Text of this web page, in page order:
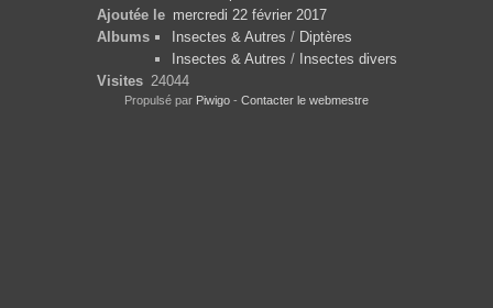
Ajoutée le mercredi 22 février 2017
Albums
Insectes & Autres / Diptères
Insectes & Autres / Insectes divers
Visites 24044
Propulsé par Piwigo - Contacter le webmestre